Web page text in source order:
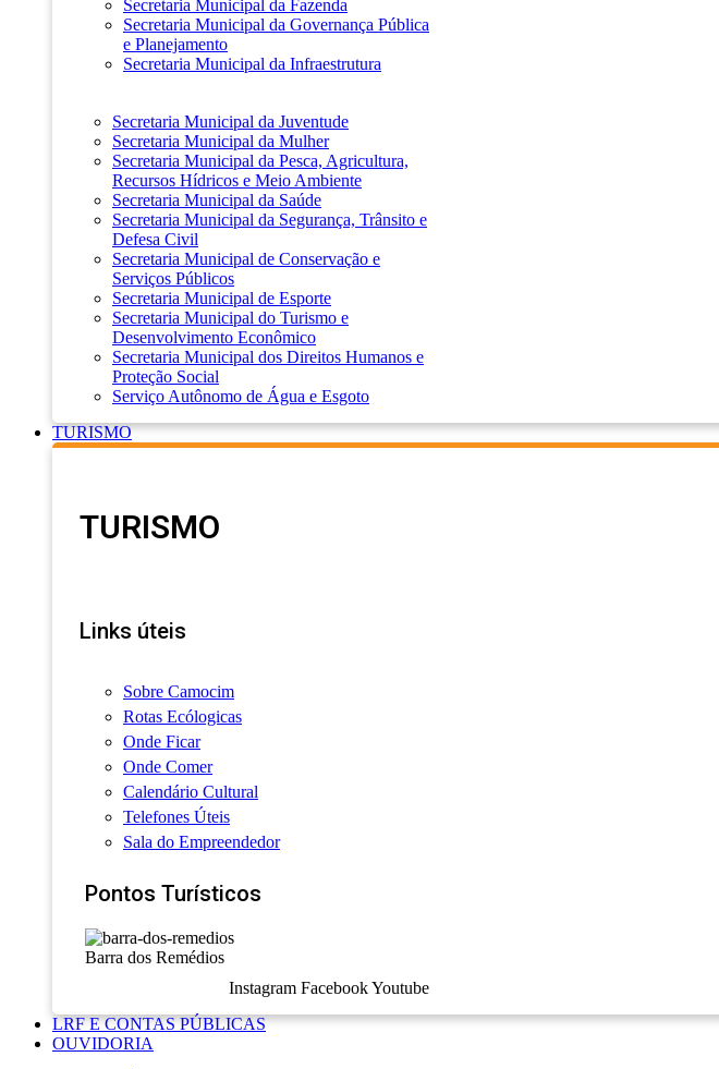
Secretaria Municipal da Fazenda
Secretaria Municipal da Governança Pública
e Planejamento
Secretaria Municipal da Infraestrutura
Secretaria Municipal da Juventude
Secretaria Municipal da Mulher
Secretaria Municipal da Pesca, Agricultura,
Recursos Hídricos e Meio Ambiente
Secretaria Municipal da Saúde
Secretaria Municipal da Segurança, Trânsito e
Defesa Civil
Secretaria Municipal de Conservação e
Serviços Públicos
Secretaria Municipal de Esporte
Secretaria Municipal do Turismo e
Desenvolvimento Econômico
Secretaria Municipal dos Direitos Humanos e
Proteção Social
Serviço Autônomo de Água e Esgoto
TURISMO
TURISMO
Links úteis
Sobre Camocim
Rotas Ecólogicas
Onde Ficar
Onde Comer
Calendário Cultural
Telefones Úteis
Sala do Empreendedor
Pontos Turísticos
Barra dos Remédios
Instagram FacebookYoutube
LRF E CONTAS PÚBLICAS
OUVIDORIA